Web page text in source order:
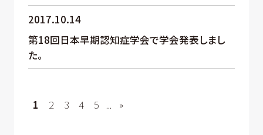
2017.10.14
第18回日本早期認知症学会で学会発表しまし
た。
1 2 3 4 5 ... »